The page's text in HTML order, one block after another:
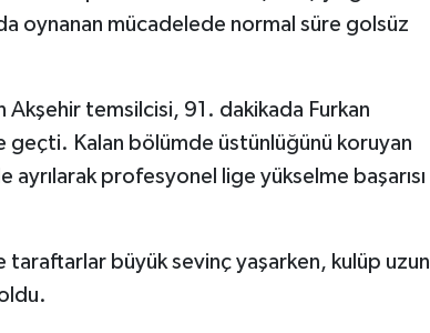
oynanan mücadelede normal süre golsüz
Akşehir temsilcisi, 91. dakikada Furkan
geçti. Kalan bölümde üstünlüğünü koruyan
profesyonel lige yükselme başarısı
taraftarlar büyük sevinç yaşarken, kulüp uzun